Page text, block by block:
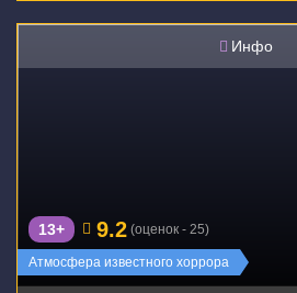
Инфо
Атмосфера известного хоррора
13+ 9.2 (оценок - 25)